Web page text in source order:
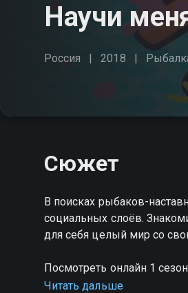
Научи
Россия 2018
Сюжет
В поисках рыбаков-
социальных слоёв.
для себя целый мир со
Посмотреть онлайн 1
HD качестве на Смотрёшке
Читать дальше